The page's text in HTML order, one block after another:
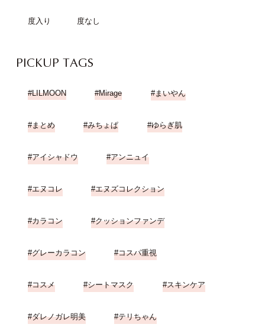
度入り 度なし
PICKUP TAGS
LILMOON Mirage まいやん
まとめ みちょぱ ゆらぎ肌
アイシャドウ アンニュイ
エヌコレ エヌズコレクション
カラコン クッションファンデ
グレーカラコン コスパ重視
コスメ シートマスク スキンケア
ダレノガレ明美 テリちゃん